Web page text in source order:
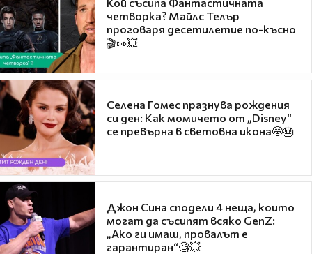
четворка? Майлс Телър
проговаря десетилетие по-късно
🎬👀💥
Селена Гомес празнува рождения
си ден: Как момичето от „Disney“
се превърна в световна икона🤩🎂
Джон Сина сподели 4 неща, които
могат да съсипят всяко GenZ:
„Ако ги имаш, провалът е
гарантиран“🧐💥